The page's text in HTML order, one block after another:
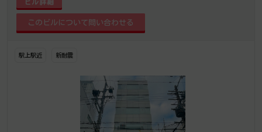
ビル詳細
駅上駅近 新耐震